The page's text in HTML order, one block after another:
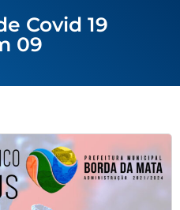
Covid 19
09